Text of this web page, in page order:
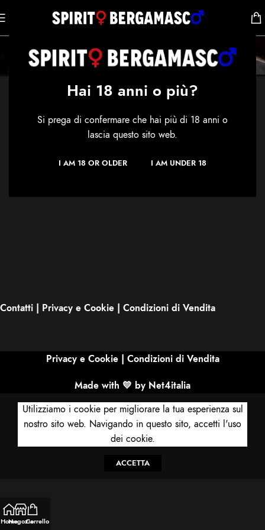
Hai 18 anni o più?
Si prega di confermare che hai più di 18 anni o
lascia questo sito web.
I AM 18 OR OLDER I AM UNDER 18
Compare
Home/Compare
Contatti Privacy e Cookie Condizioni di Vendita
Privacy e Cookie Condizioni di Vendita
Made with 💛 by Net4italia
HomeNegozioCarrello
Utilizziamo i cookie per migliorare la tua esperienza sul
nostro sito web. Navigando in questo sito, accetti l'uso
dei cookie.
ACCETTA